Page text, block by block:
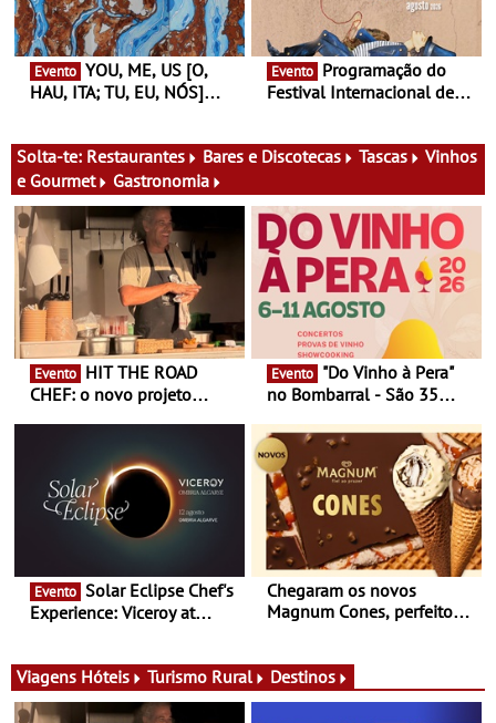
nosso tempo
Evento
HAU, ITA; TU, EU, NÓS]
13 de Dezembro
Evento
Festival Internacional de
29 de Agosto
Solta-te: Restaurantes Bares e Discotecas Tascas
Vinhos
e Gourmet
Gastronomia
Evento
CHEF: o novo projeto
conceito gastronómico
itinerante que percorre
Portugal
Evento
no Bombarral - São 35
prova e seis dias de
experiências
Evento
Experience: Viceroy at
exclusiva
Chegaram os novos
Magnum Cones, perfeitos
Viagens Hóteis Turismo Rural Destinos